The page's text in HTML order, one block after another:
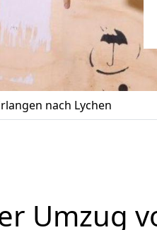
nach Lychen
Umzug